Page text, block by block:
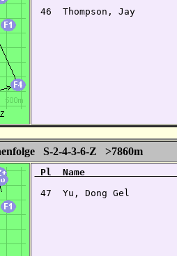
46  Thompson, Jay
S-2-4-3-6-Z >7860m
Pl  Name
47  Yu, Dong Gel